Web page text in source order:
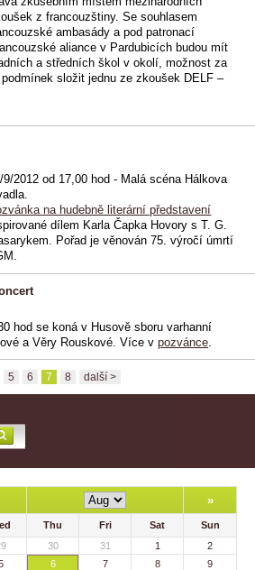
z francouzštiny. Se souhlasem
ambasády a pod patronací
aliance v Pardubicích budou mít
a středních škol v okolí, možnost za
složit jednu ze zkoušek DELF –
9/2012 od 17,00 hod - Malá scéna Hálkova
na hudebně literární představení
dílem Karla Čapka Hovory s T. G.
Pořad je věnován 75. výročí úmrtí
hod se koná v Husově sboru varhanní
a Věry Rouskové. Více v pozvánce.
5 6 7 8 další >
»
Thu Fri Sat
Sun
30 31 1
2
6 7 8
9